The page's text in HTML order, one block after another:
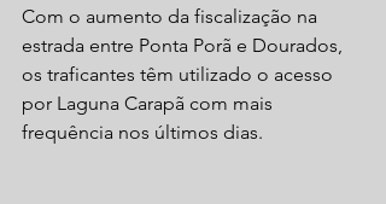
Com o aumento da fiscalização na
estrada entre Ponta Porã e Dourados,
os traficantes têm utilizado o acesso
por Laguna Carapã com mais
frequência nos últimos dias.